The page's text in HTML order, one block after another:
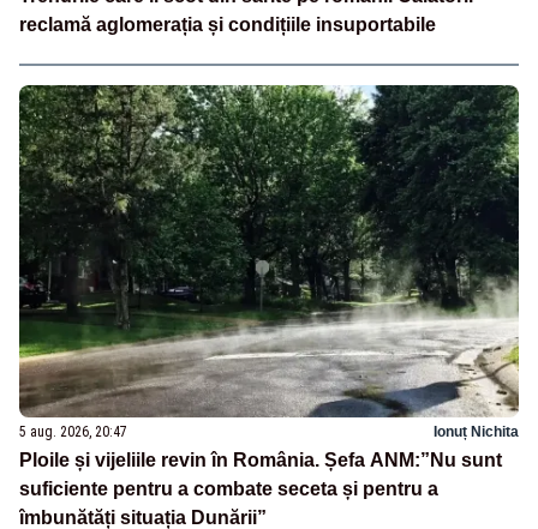
reclamă aglomerația și condițiile insuportabile
5 aug. 2026, 20:47 Ionuț Nichita
Ploile și vijeliile revin în România. Șefa ANM:”Nu sunt
suficiente pentru a combate seceta și pentru a
îmbunătăți situația Dunării”